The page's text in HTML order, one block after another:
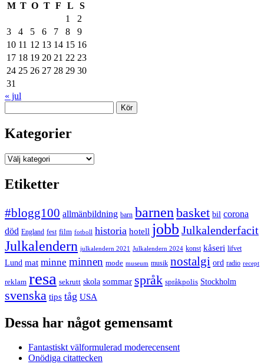
M T O T F L
S
1
2
3
4 5 6 7 8
9
10 11 12 13 14 15 16
17 18 19 20 21 22 23
24 25 26 27 28 29 30
31
« jul
Kategorier
Kategorier
Etiketter
#blogg100 allmänbildning barn barnen basket bil corona
död England fest film fotboll historia hotell jobb Julkalenderfacit
Julkalendern julkalendern 2021 Julkalendern 2024 konst kåseri lifvet
Lund mat minne minnen mode museum musik nostalgi ord radio recept
reklam resa sekrutt skola sommar språk språkpolis Stockholm
svenska tips tåg USA
Dessa har något gemensamt
Fantastiskt välformulerad moderecensent
Onödiga citattecken